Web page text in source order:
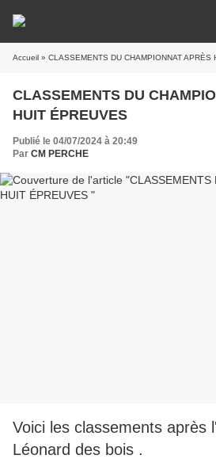
Accueil » CLASSEMENTS DU CHAMPIONNAT APRÈS
CLASSEMENTS DU
HUIT ÉPREUVES
Publié le 04/07/2024 à 20:49
Par CM PERCHE
Voici les classements après
Léonard des bois .